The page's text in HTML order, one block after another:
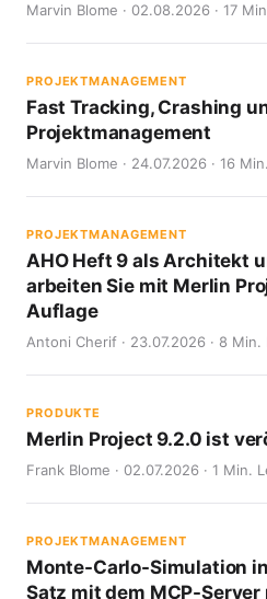
Marvin Blome · 02.08.2026 · 17
PROJEKTMANAGEMENT
Fast Tracking, Crashing
Projektmanagement
Marvin Blome · 24.07.2026 · 16
PROJEKTMANAGEMENT
AHO Heft 9 als Architekt
arbeiten Sie mit Merlin
Auflage
Antoni Cherif · 23.07.2026 · 8 Min.
PRODUKTE
Merlin Project 9.2.0 ist
Frank Blome · 02.07.2026 · 1 Min.
PROJEKTMANAGEMENT
Monte-Carlo-Simulation
Satz mit dem MCP-Server